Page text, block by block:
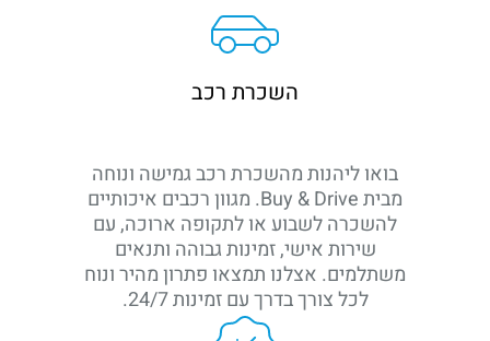
השכרת רכב
בואו ליהנות מהשכרת רכב גמישה ונוחה
מבית Buy & Drive. מגוון רכבים איכותיים
להשכרה לשבוע או לתקופה ארוכה, עם
שירות אישי, זמינות גבוהה ותנאים
משתלמים. אצלנו תמצאו פתרון מהיר ונוח
לכל צורך בדרך עם זמינות 24/7.